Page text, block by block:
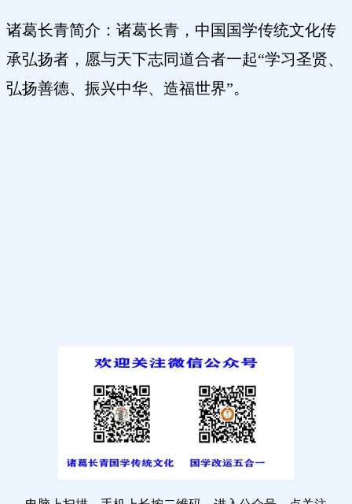
诸葛长青简介：诸葛长青，中国国学传统文化传
承弘扬者，愿与天下志同道合者一起“学习圣贤、
弘扬善德、振兴中华、造福世界”。